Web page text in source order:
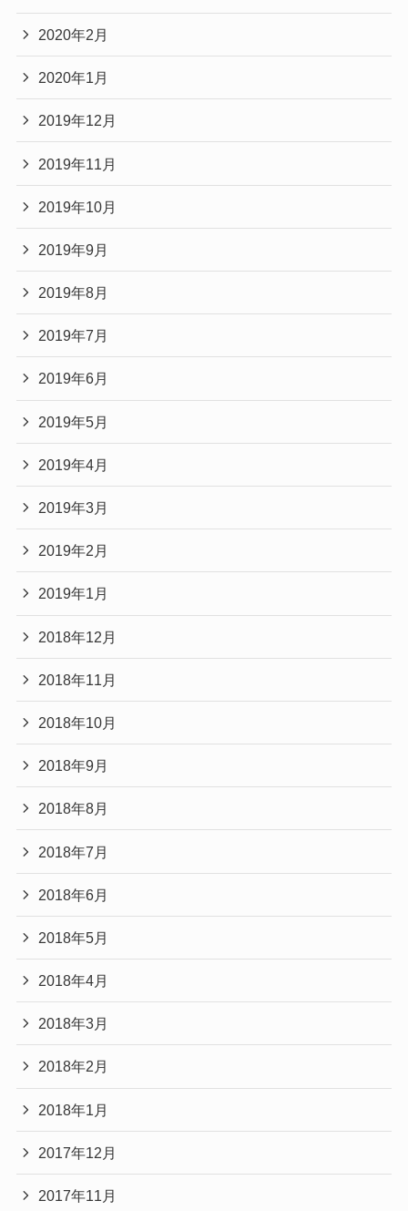
2020年2月
2020年1月
2019年12月
2019年11月
2019年10月
2019年9月
2019年8月
2019年7月
2019年6月
2019年5月
2019年4月
2019年3月
2019年2月
2019年1月
2018年12月
2018年11月
2018年10月
2018年9月
2018年8月
2018年7月
2018年6月
2018年5月
2018年4月
2018年3月
2018年2月
2018年1月
2017年12月
2017年11月